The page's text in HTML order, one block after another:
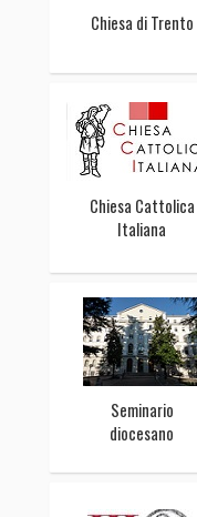
Chiesa di Trento
Chiesa Cattolica
Italiana
Seminario
diocesano